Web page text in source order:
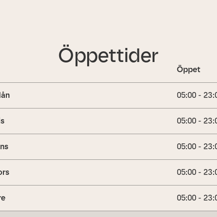
Öppettider
Öppet
05:00 -
05:00 -
05:00 -
05:00 -
05:00 -